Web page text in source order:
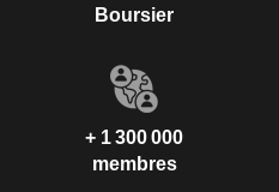
Boursier
+ 1 300 000
membres